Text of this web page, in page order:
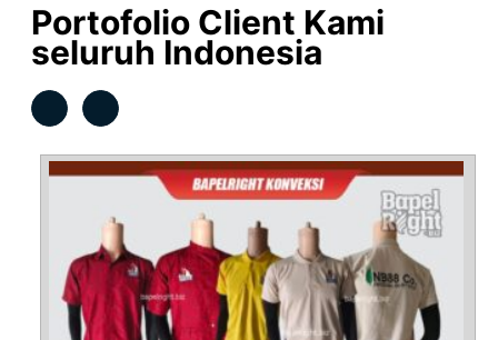
Portofolio Client Kami
seluruh Indonesia